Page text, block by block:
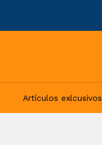
Artículos exlcusivos